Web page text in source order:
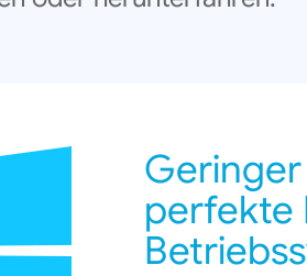
perfekte